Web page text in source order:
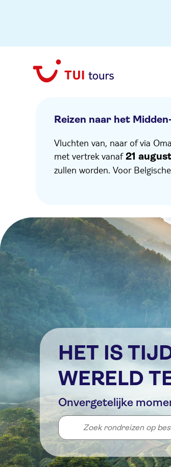
Reizen naar het
Vluchten van, naar of via
met vertrek vanaf21
zullen worden. Voor
HET IS
WERELD
Onvergetelijke